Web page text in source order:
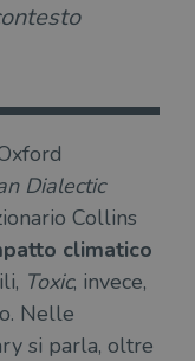
Dialectic
Collins
climatico
Toxic, invece,
Nelle
si parla, oltre